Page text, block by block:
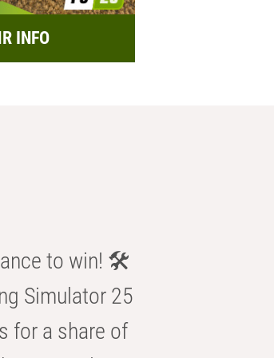
INFO
to win! 🛠️
Simulator 25
for a share of